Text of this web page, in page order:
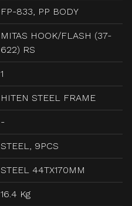
FP-833, PP BODY
MITAS HOOK/FLASH (37-
622) RS
1
HITEN STEEL FRAME
-
STEEL, 9PCS
STEEL 44TX170MM
16.4 Kg